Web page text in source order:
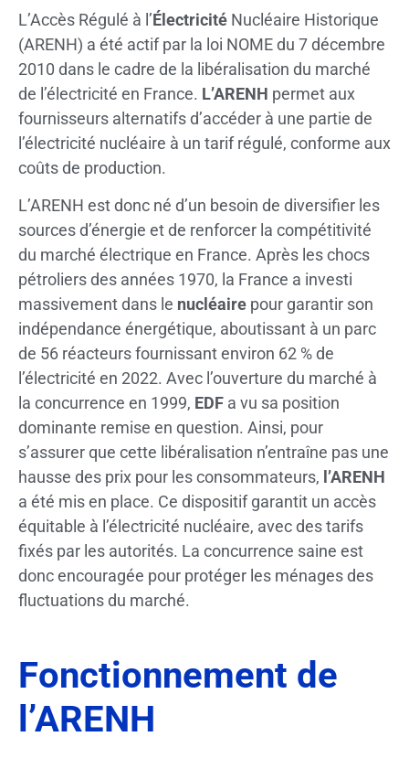
L’Accès Régulé à l’Électricité Nucléaire Historique
(ARENH) a été actif par la loi NOME du 7 décembre
2010 dans le cadre de la libéralisation du marché
de l’électricité en France. L’ARENH permet aux
fournisseurs alternatifs d’accéder à une partie de
l’électricité nucléaire à un tarif régulé, conforme aux
coûts de production.
L’ARENH est donc né d’un besoin de diversifier les
sources d’énergie et de renforcer la compétitivité
du marché électrique en France. Après les chocs
pétroliers des années 1970, la France a investi
massivement dans le nucléaire pour garantir son
indépendance énergétique, aboutissant à un parc
de 56 réacteurs fournissant environ 62 % de
l’électricité en 2022. Avec l’ouverture du marché à
la concurrence en 1999, EDF a vu sa position
dominante remise en question. Ainsi, pour
s’assurer que cette libéralisation n’entraîne pas une
hausse des prix pour les consommateurs, l’ARENH
a été mis en place. Ce dispositif garantit un accès
équitable à l’électricité nucléaire, avec des tarifs
fixés par les autorités. La concurrence saine est
donc encouragée pour protéger les ménages des
fluctuations du marché.
Fonctionnement de
l’ARENH